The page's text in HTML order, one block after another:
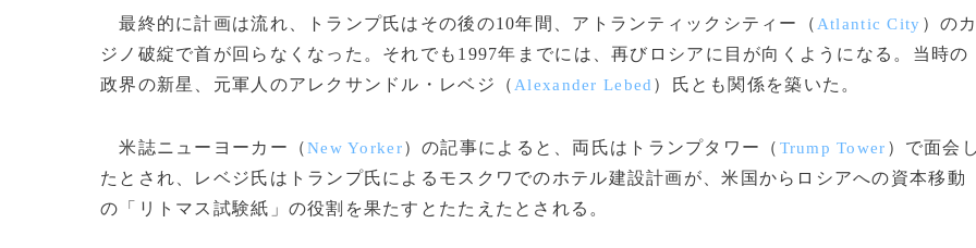
最終的に計画は流れ、トランプ氏はその後の10年間、アトランティックシティー（ Atlantic City ）の
ジノ破綻で首が回らなくなった。それでも1997年までには、再びロシアに目が向くようになる。当時の
政界の新星、元軍人のアレクサンドル・レベジ（ Alexander Lebed ）氏とも関係を築いた。
米誌ニューヨーカー（New Yorker）の記事によると、両氏はトランプタワー（ Trump Tower ）で面会
たとされ、レベジ氏はトランプ氏によるモスクワでのホテル建設計画が、米国からロシアへの資本移動
の「リトマス試験紙」の役割を果たすとたたえたとされる。